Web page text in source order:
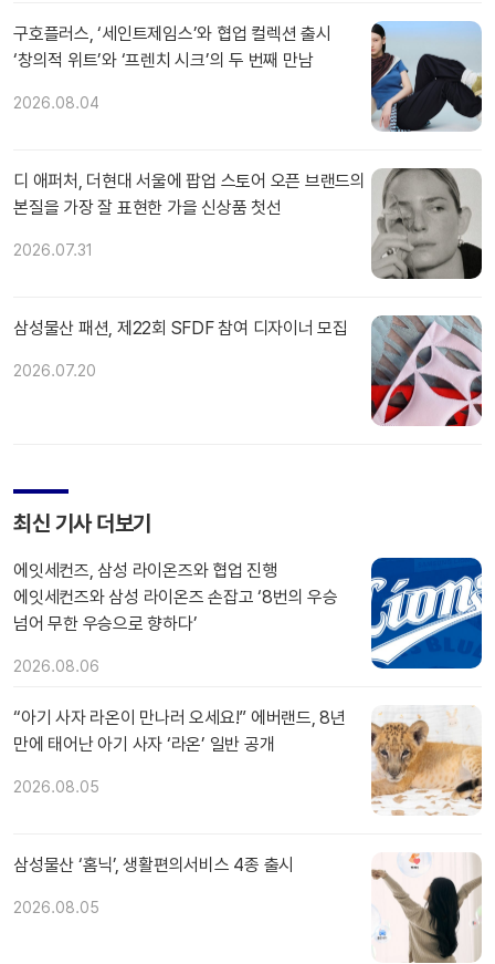
구호플러스, ‘세인트제임스’와 협업 컬렉션 출시
‘창의적 위트’와 ‘프렌치 시크’의 두 번째 만남
2026.08.04
디 애퍼처, 더현대 서울에 팝업 스토어 오픈 브랜드의
본질을 가장 잘 표현한 가을 신상품 첫선
2026.07.31
삼성물산 패션, 제22회 SFDF 참여 디자이너 모집
2026.07.20
최신 기사 더보기
에잇세컨즈, 삼성 라이온즈와 협업 진행
에잇세컨즈와 삼성 라이온즈 손잡고 ‘8번의 우승
넘어 무한 우승으로 향하다’
2026.08.06
“아기 사자 라온이 만나러 오세요!” 에버랜드, 8년
만에 태어난 아기 사자 ‘라온’ 일반 공개
2026.08.05
삼성물산 ‘홈닉’, 생활편의서비스 4종 출시
2026.08.05